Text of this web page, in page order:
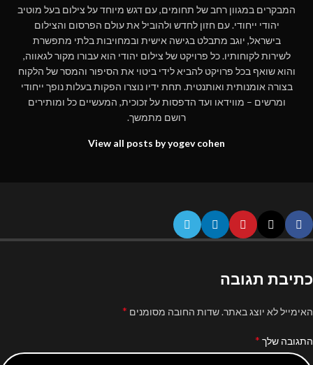
המבקרים במגוון רחב של תחומים, עם דגש מיוחד על צילום בעל מוטיב
יהודי ייחודי. עם חזון לחדש ולהוביל את עולם הפרסום והצילום
בישראל, יוגב מתבלט בגישה אישית ובמחויבות בלתי מתפשרת
לשירות לקוחותיו. כל פרויקט של צילום יהודי הוא עבורו מקור לגאווה,
והוא שואף בכל פרויקט להביא לידי ביטוי את הסיפור והמסר של הלקוח
בצורה אומנותית ואותנטית. תחת ידיו נוצרו הפקות בעלות נופך ייחודי
ומרשים – מווידאו ועד הדפסות על זכוכית, המעשיים כל ומותירים
רושם מתמשך.
View all posts by yogev cohen
כתיבת תגובה
האימייל לא יוצג באתר.שדות החובה מסומנים *
התגובה שלך *